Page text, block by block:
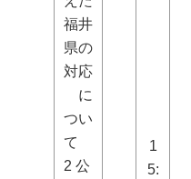
福井
県の
対応
に
つい
て
2 公
1
5: